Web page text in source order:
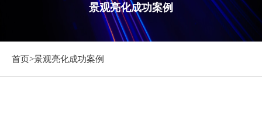
景观亮化成功案例
首页>景观亮化成功案例